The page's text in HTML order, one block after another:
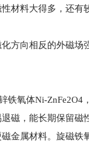
材料大得多，还有
方向相反的外磁
氧体Ni-
磁，能长期保留磁
金属材料。旋磁铁